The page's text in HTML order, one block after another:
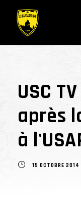
USC
après
à
15 OCTOBRE 2014